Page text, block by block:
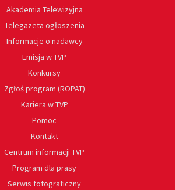
Akademia Telewizyjna
Telegazeta ogłoszenia
Informacje o nadawcy
Emisja w TVP
Konkursy
Zgłoś program (ROPAT)
Kariera w TVP
Pomoc
Kontakt
Centrum informacji TVP
Program dla prasy
Serwis fotograficzny